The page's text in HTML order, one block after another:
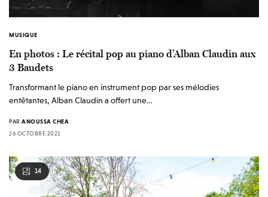
MUSIQUE
En photos : Le récital pop au piano d’Alban Claudin aux
3 Baudets
Transformant le piano en instrument pop par ses mélodies
entêtantes, Alban Claudin a offert une…
PAR ANOUSSA CHEA
26 OCTOBRE 2021
14